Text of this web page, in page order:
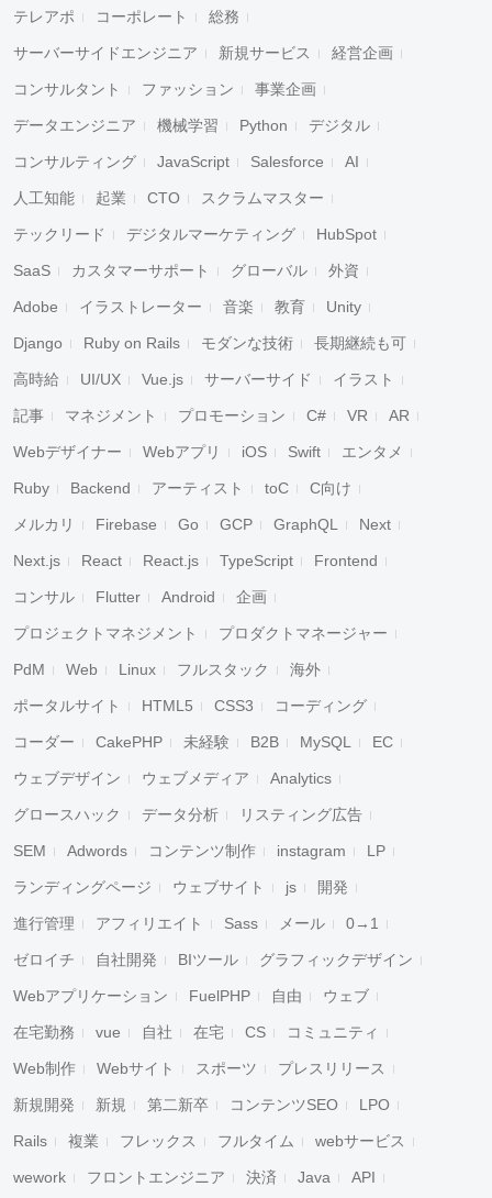
テレアポ コーポレート 総務
サーバーサイドエンジニア 新規サービス 経営企画
コンサルタント ファッション 事業企画
データエンジニア 機械学習 Python デジタル
コンサルティング JavaScript Salesforce AI
人工知能 起業 CTO スクラムマスター
テックリード デジタルマーケティング HubSpot
SaaS カスタマーサポート グローバル 外資
Adobe イラストレーター 音楽 教育 Unity
Django Ruby on Rails モダンな技術 長期継続も可
高時給 UI/UX Vue.js サーバーサイド イラスト
記事 マネジメント プロモーション C# VR AR
Webデザイナー Webアプリ iOS Swift エンタメ
Ruby Backend アーティスト toC C向け
メルカリ Firebase Go GCP GraphQL Next
Next.js React React.js TypeScript Frontend
コンサル Flutter Android 企画
プロジェクトマネジメント プロダクトマネージャー
PdM Web Linux フルスタック 海外
ポータルサイト HTML5 CSS3 コーディング
コーダー CakePHP 未経験 B2B MySQL EC
ウェブデザイン ウェブメディア Analytics
グロースハック データ分析 リスティング広告
SEM Adwords コンテンツ制作 instagram LP
ランディングページ ウェブサイト js 開発
進行管理 アフィリエイト Sass メール 0→1
ゼロイチ 自社開発 BIツール グラフィックデザイン
Webアプリケーション FuelPHP 自由 ウェブ
在宅勤務 vue 自社 在宅 CS コミュニティ
Web制作 Webサイト スポーツ プレスリリース
新規開発 新規 第二新卒 コンテンツSEO LPO
Rails 複業 フレックス フルタイム webサービス
wework フロントエンジニア 決済 Java API